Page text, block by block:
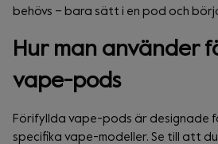
behövs – bara sätt i en pod och
Hur man använder
vape-pods
Förifyllda vape-pods är designade
specifika vape-modeller. Se till att